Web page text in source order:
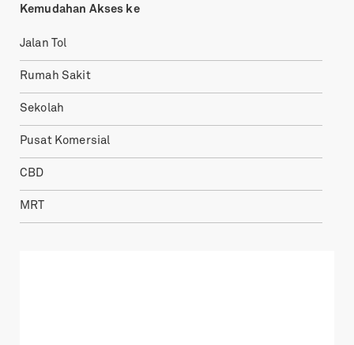
Kemudahan Akses ke
Jalan Tol
Rumah Sakit
Sekolah
Pusat Komersial
CBD
MRT